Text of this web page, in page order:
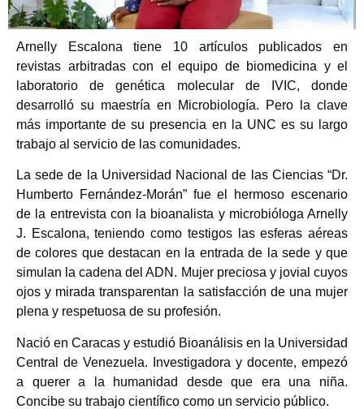
Arnelly Escalona tiene 10 artículos publicados en
revistas arbitradas con el equipo de biomedicina y el
laboratorio de genética molecular de IVIC, donde
desarrolló su maestría en Microbiología. Pero la clave
más importante de su presencia en la UNC es su largo
trabajo al servicio de las comunidades.
La sede de la Universidad Nacional de las Ciencias “Dr.
Humberto Fernández-Morán” fue el hermoso escenario
de la entrevista con la bioanalista y microbióloga Arnelly
J. Escalona, teniendo como testigos las esferas aéreas
de colores que destacan en la entrada de la sede y que
simulan la cadena del ADN. Mujer preciosa y jovial cuyos
ojos y mirada transparentan la satisfacción de una mujer
plena y respetuosa de su profesión.
Nació en Caracas y estudió Bioanálisis en la Universidad
Central de Venezuela. Investigadora y docente, empezó
a querer a la humanidad desde que era una niña.
Concibe su trabajo científico como un servicio público.